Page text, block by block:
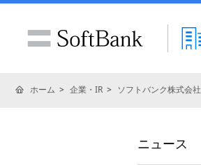
ホーム 企業・IR ソフトバンク株式会社
ニュース